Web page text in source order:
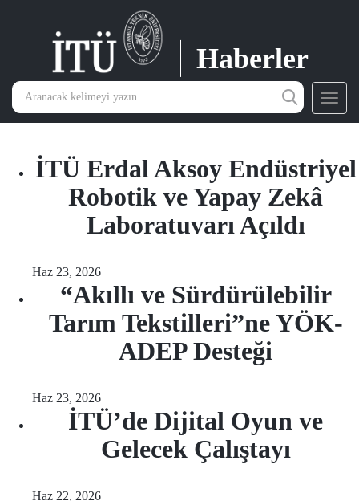
Haberler
İTÜ Erdal Aksoy Endüstriyel
Robotik ve Yapay Zekâ
Laboratuvarı Açıldı
Haz 23, 2026
“Akıllı ve Sürdürülebilir
Tarım Tekstilleri”ne YÖK-
ADEP Desteği
Haz 23, 2026
İTÜ’de Dijital Oyun ve
Gelecek Çalıştayı
Haz 22, 2026